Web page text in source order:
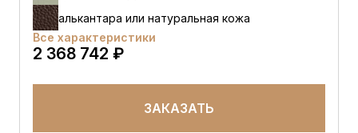
алькантара или натуральная кожа
Все характеристики
2 368 742 ₽
ЗАКАЗАТЬ